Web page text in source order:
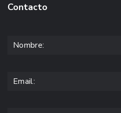
Contacto